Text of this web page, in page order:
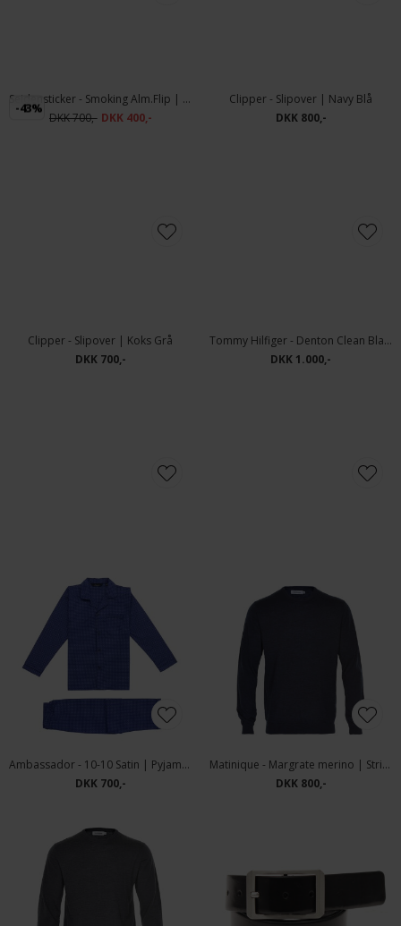
-43%
Clipper - Slipover | Navy Blå
DKK 800,-
Clipper - Slipover | Koks Grå
DKK 700,-
Ambassador - 10-10 Satin | Pyjamas Blå Mønster
DKK 700,-
Matinique - Margrate merino | Strik Blå
DKK 800,-